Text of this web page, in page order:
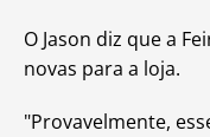
O Jason diz que a
novas para a loja.
"Provavelmente,